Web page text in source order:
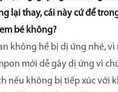
lại thay, cái này cứ để
bé không?
không hề bị dị ứng nhé,
mới dễ gây dị ứng vì
nếu không bị tiếp xúc với